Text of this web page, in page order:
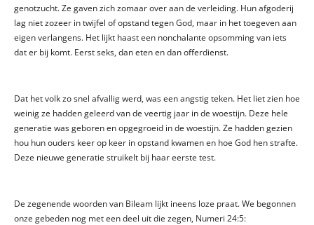
genotzucht. Ze gaven zich zomaar over aan de verleiding. Hun afgoderij
lag niet zozeer in twijfel of opstand tegen God, maar in het toegeven aan
eigen verlangens. Het lijkt haast een nonchalante opsomming van iets
dat er bij komt. Eerst seks, dan eten en dan offerdienst.
Dat het volk zo snel afvallig werd, was een angstig teken. Het liet zien hoe
weinig ze hadden geleerd van de veertig jaar in de woestijn. Deze hele
generatie was geboren en opgegroeid in de woestijn. Ze hadden gezien
hou hun ouders keer op keer in opstand kwamen en hoe God hen strafte.
Deze nieuwe generatie struikelt bij haar eerste test.
De zegenende woorden van Bileam lijkt ineens loze praat. We begonnen
onze gebeden nog met een deel uit die zegen, Numeri 24:5: